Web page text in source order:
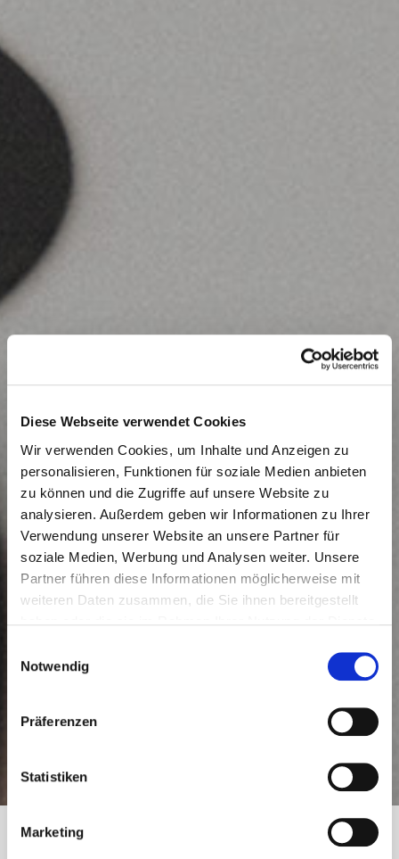
Diese Webseite verwendet Cookies
Wir verwenden Cookies, um Inhalte und Anzeigen zu
personalisieren, Funktionen für soziale Medien anbieten
zu können und die Zugriffe auf unsere Website zu
analysieren. Außerdem geben wir Informationen zu Ihrer
Verwendung unserer Website an unsere Partner für
soziale Medien, Werbung und Analysen weiter. Unsere
Partner führen diese Informationen möglicherweise mit
weiteren Daten zusammen, die Sie ihnen bereitgestellt
Notwendig
Präferenzen
Statistiken
Marketing